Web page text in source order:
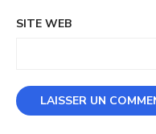
SITE WEB